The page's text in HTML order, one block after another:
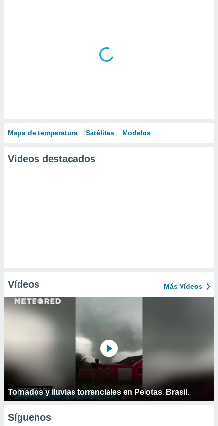
Mapa de temperatura Satélites Modelos
Videos destacados
Vídeos Más Vídeos
Tornados y lluvias torrenciales en Pelotas, Brasil.
Síguenos